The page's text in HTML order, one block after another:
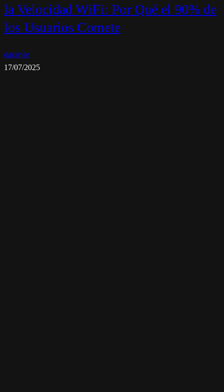
la Velocidad WiFi: Por Qué el 90% de
los Usuarios Comete
dacstyle
17/07/2025